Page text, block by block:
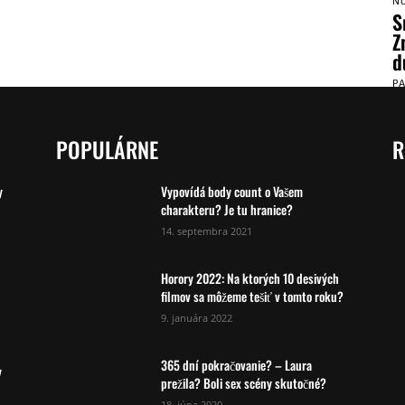
POPULÁRNE
Vypovídá body count o Vašem
charakteru? Je tu hranice?
14. septembra 2021
Horory 2022: Na ktorých 10 desivých
filmov sa môžeme tešiť v tomto roku?
9. januára 2022
365 dní pokračovanie? – Laura
prežila? Boli sex scény skutočné?